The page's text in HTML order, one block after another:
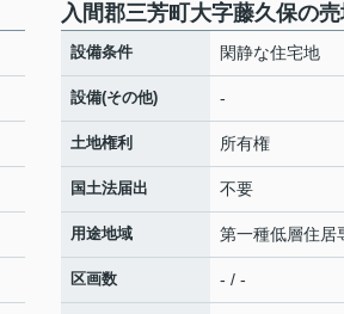
入間郡三芳町大字藤久保の
設備条件 閑静な住宅地
設備(その他) -
土地権利 所有権
国土法届出 不要
用途地域 第一種低層住居
区画数 - / -